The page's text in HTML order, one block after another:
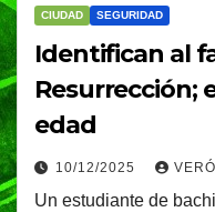
CIUDAD SEGURIDAD
Identifican al
Resurrección;
edad
10/12/2025
Un estudiante de